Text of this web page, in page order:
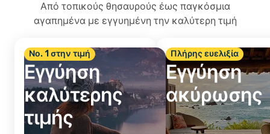
Από τοπικούς θησαυρούς έως παγκόσμια
αγαπημένα με εγγυημένη την καλύτερη τιμή
Νο. 1 στην τιμή
Εγγύηση
καλύτερης
τιμής
Πλήρης ευελιξία
Εγγύηση
ακύρωσης